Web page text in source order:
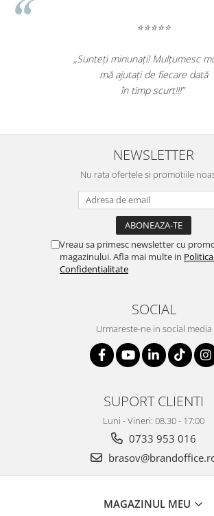
Baterii si acumulatori
Incarcatoare cu fir si auto
Ceasuri smart - Smartwatch
Accesorii localizare (FindMy)
Cartuse, tonere, consumabile PC
Standuri PC si suporturi
Suporturi si huse telefoane &
Periferice PC si accesorii
Ergnonomice
Tehnica si mobilier pentru birou
Ghilotine și Trimmere
Distrugatoare documente
Scaune, birouri si produse
⭐⭐⭐⭐⭐
„Sunteți minunați! Mulțumesc
mă ajutați de fiecare dată
în timp scurt!!!”
NEWSLETTER
Nu rata ofertele si promotiile
Vreau sa primesc newsletter cu
magazinului. Afla mai multe in
Confidentialitate
SOCIAL
Urmareste-ne in social media
SUPORT CLIENTI
Luni - Vineri: 08.30 - 17:00
0733 953 016
MAGAZINUL MEU